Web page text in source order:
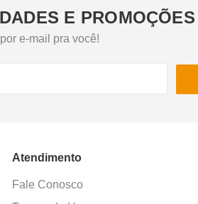
E PROMOÇÕES
e-mail pra você!
Atendimento
Fale Conosco